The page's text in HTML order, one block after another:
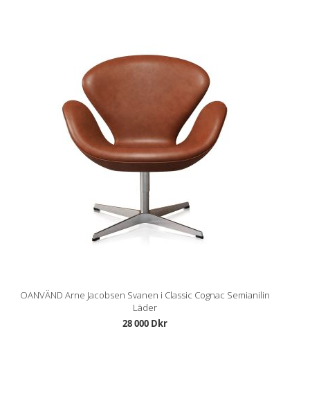
OANVÄND Arne Jacobsen Svanen i Classic Cognac Semianilin
Läder
28 000 Dkr